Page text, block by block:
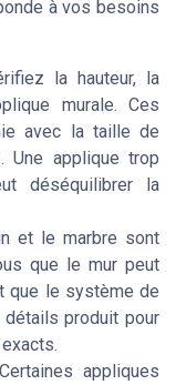
à vos besoins
la hauteur, la
murale. Ces
avec la taille de
Une applique trop
déséquilibrer la
et le marbre sont
que le mur peut
que le système de
produit pour
appliques